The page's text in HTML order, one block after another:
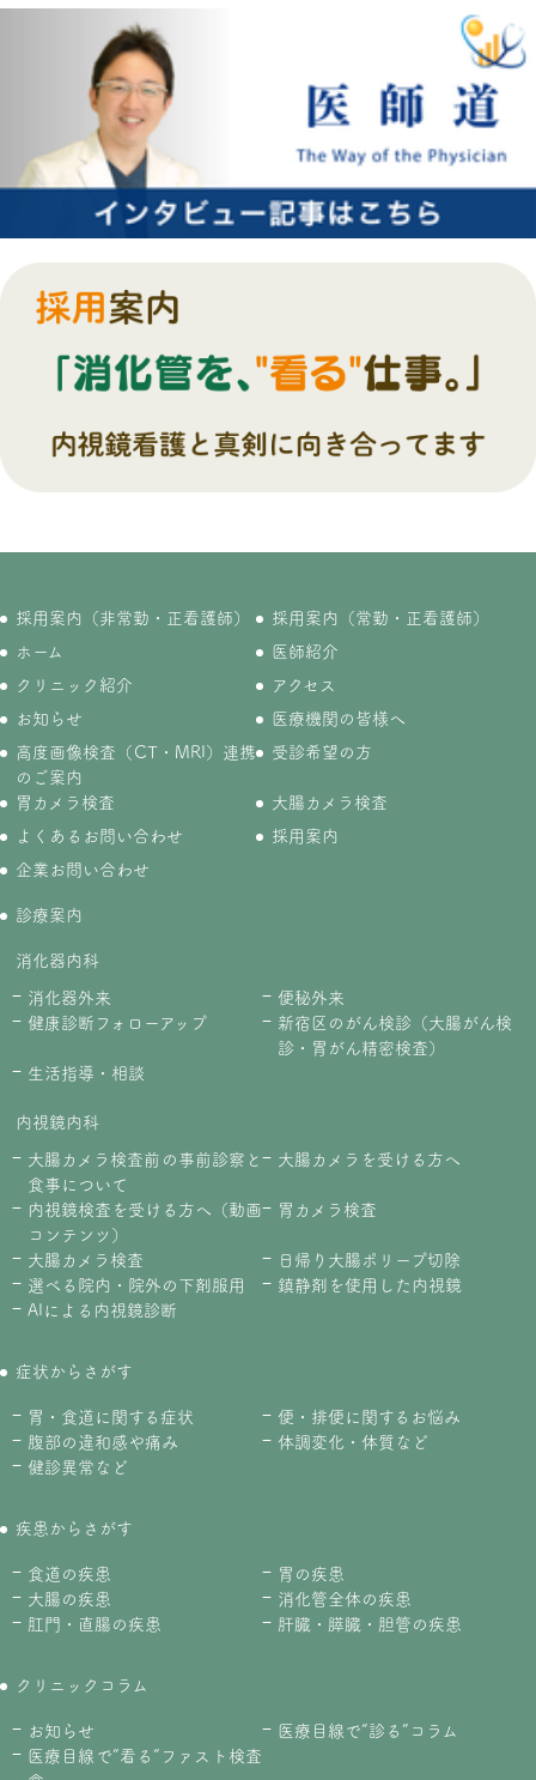
採用案内（非常勤・正看護師）
採用案内（常勤・正看護師）
ホーム
医師紹介
クリニック紹介
アクセス
お知らせ
医療機関の皆様へ
高度画像検査（CT・MRI）連携
のご案内
受診希望の方
胃カメラ検査
大腸カメラ検査
よくあるお問い合わせ
採用案内
企業お問い合わせ
診療案内
消化器内科
消化器外来
便秘外来
健康診断フォローアップ
新宿区のがん検診（大腸がん検
診・胃がん精密検査）
生活指導・相談
内視鏡内科
大腸カメラ検査前の事前診察と
食事について
大腸カメラを受ける方へ
内視鏡検査を受ける方へ（動画
コンテンツ）
胃カメラ検査
大腸カメラ検査
日帰り大腸ポリープ切除
選べる院内・院外の下剤服用
鎮静剤を使用した内視鏡
AIによる内視鏡診断
症状からさがす
胃・食道に関する症状
便・排便に関するお悩み
腹部の違和感や痛み
体調変化・体質など
健診異常など
疾患からさがす
食道の疾患
胃の疾患
大腸の疾患
消化管全体の疾患
肛門・直腸の疾患
肝臓・膵臓・胆管の疾患
クリニックコラム
お知らせ
医療目線で”診る”コラム
医療目線で”看る”ファスト検査